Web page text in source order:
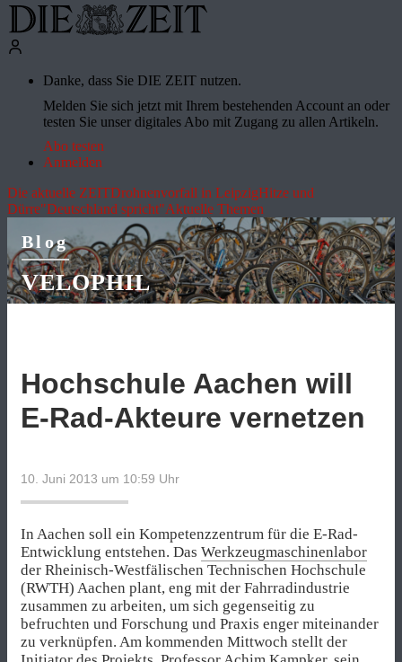
Danke, dass Sie DIE ZEIT nutzen.
Melden Sie sich jetzt mit Ihrem bestehenden Account an oder
testen Sie unser digitales Abo mit Zugang zu allen Artikeln.
Abo testen
Anmelden
Die aktuelle ZEITDrohnenvorfall in LeipzigHitze und
Dürre"Deutschland spricht"Aktuelle Themen
Blog
VELOPHIL
Hochschule Aachen will
E-Rad-Akteure vernetzen
10. Juni 2013 um 10:59 Uhr
In Aachen soll ein Kompetenzzentrum für die E-Rad-
Entwicklung entstehen. Das Werkzeugmaschinenlabor
der Rheinisch-Westfälischen Technischen Hochschule
(RWTH) Aachen plant, eng mit der Fahrradindustrie
zusammen zu arbeiten, um sich gegenseitig zu
befruchten und Forschung und Praxis enger miteinander
zu verknüpfen. Am kommenden Mittwoch stellt der